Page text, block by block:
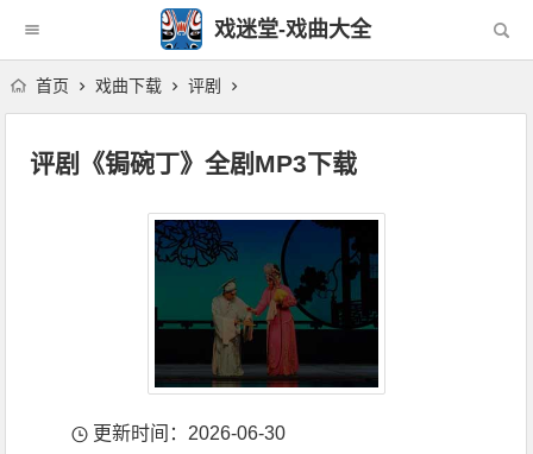
戏迷堂-戏曲大全
首页 戏曲下载 评剧
评剧《锔碗丁》全剧MP3下载
更新时间：2026-06-30